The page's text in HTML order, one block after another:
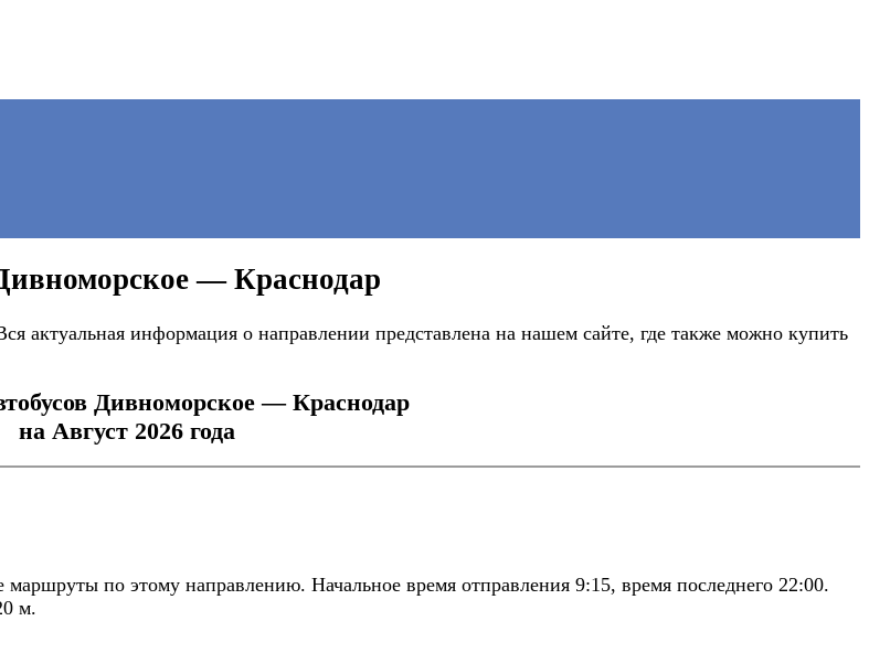
— Краснодар
актуальная информация о направлении представлена на нашем сайте, где также можно купить
Дивноморское — Краснодар
на Август 2026 года
по этому направлению. Начальное время отправления 9:15, время последнего 22:00.
м.